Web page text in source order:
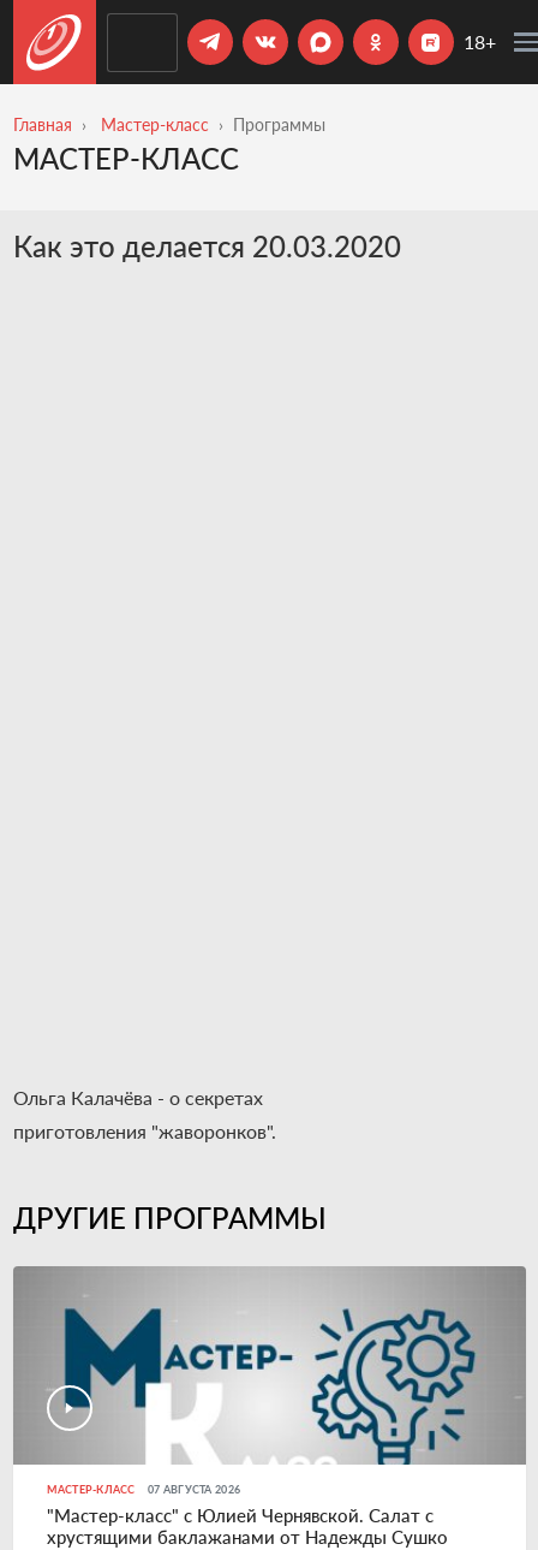
18+
Главная Мастер-класс Программы
МАСТЕР-КЛАСС
Как это делается 20.03.2020
Ольга Калачёва - о секретах
приготовления "жаворонков".
ДРУГИЕ ПРОГРАММЫ
МАСТЕР-КЛАСС 07 АВГУСТА 2026
"Мастер-класс" с Юлией Чернявской. Салат с
хрустящими баклажанами от Надежды Сушко